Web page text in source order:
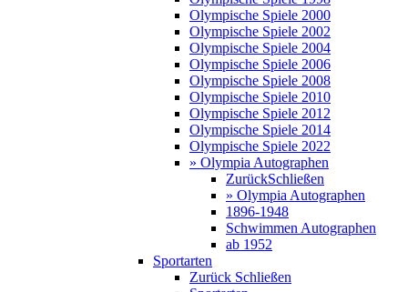
Olympische Spiele 2000
Olympische Spiele 2002
Olympische Spiele 2004
Olympische Spiele 2006
Olympische Spiele 2008
Olympische Spiele 2010
Olympische Spiele 2012
Olympische Spiele 2014
Olympische Spiele 2022
» Olympia Autographen
ZurückSchließen
» Olympia Autographen
1896-1948
Schwimmen Autographen
ab 1952
Sportarten
Zurück Schließen